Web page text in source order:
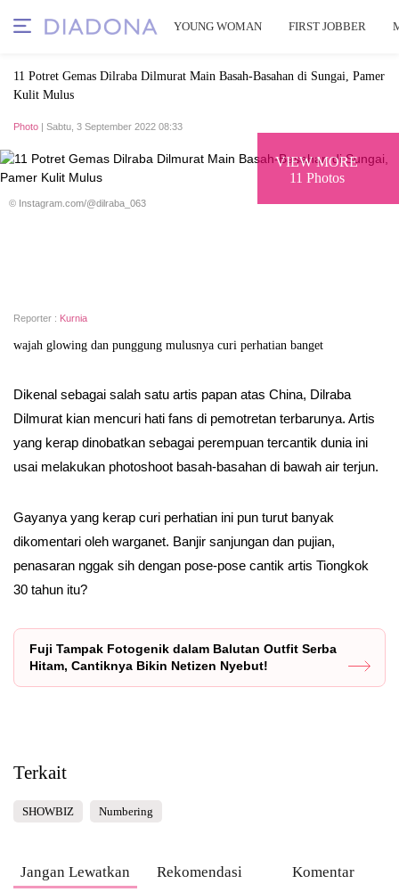
YOUNG WOMAN FIRST JOBBER
11 Potret Gemas Dilraba Dilmurat Main Basah-Basahan di Sungai, Pamer
Kulit Mulus
Photo | Sabtu, 3 September 2022 08:33
VIEW MORE
11 Photos
© Instagram.com/@dilraba_063
Reporter : Kurnia
wajah glowing dan punggung mulusnya curi perhatian banget
Dikenal sebagai salah satu artis papan atas China, Dilraba
Dilmurat kian mencuri hati fans di pemotretan terbarunya. Artis
yang kerap dinobatkan sebagai perempuan tercantik dunia ini
usai melakukan photoshoot basah-basahan di bawah air terjun.
Gayanya yang kerap curi perhatian ini pun turut banyak
dikomentari oleh warganet. Banjir sanjungan dan pujian,
penasaran nggak sih dengan pose-pose cantik artis Tiongkok
30 tahun itu?
Fuji Tampak Fotogenik dalam Balutan Outfit Serba
Hitam, Cantiknya Bikin Netizen Nyebut!
Terkait
SHOWBIZ Numbering
Jangan Lewatkan Rekomendasi Komentar